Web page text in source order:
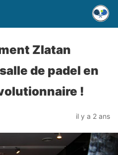
Zlatan
de padel en
!
il y a 2 ans